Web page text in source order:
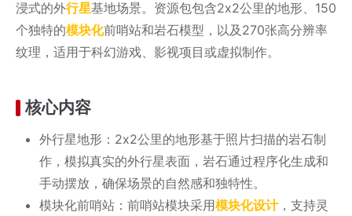
浸式的外行星基地场景。资源包包含2x2公里的地形、150
个独特的模块化前哨站和岩石模型，以及270张高分辨率
纹理，适用于科幻游戏、影视项目或虚拟制作。
核心内容
外行星地形：2x2公里的地形基于照片扫描的岩石制
作，模拟真实的外行星表面，岩石通过程序化生成和
手动摆放，确保场景的自然感和独特性。
模块化前哨站：前哨站模块采用模块化设计，支持灵